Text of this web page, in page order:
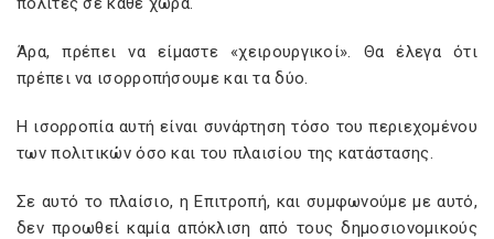
Άρα, πρέπει να είμαστε «χειρουργικοί». Θα έλεγα ότι
πρέπει να ισορροπήσουμε και τα δύο.
Η ισορροπία αυτή είναι συνάρτηση τόσο του περιεχομένου
των πολιτικών όσο και του πλαισίου της κατάστασης.
Σε αυτό το πλαίσιο, η Επιτροπή, και συμφωνούμε με αυτό,
δεν προωθεί καμία απόκλιση από τους δημοσιονομικούς